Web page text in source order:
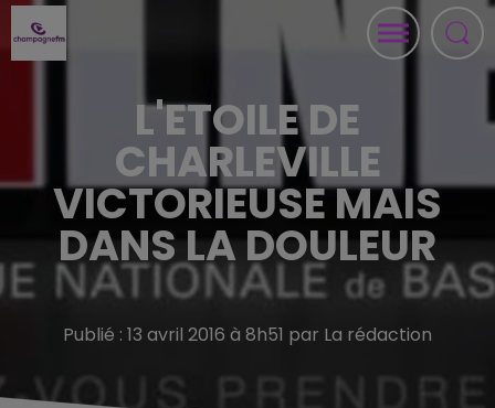
L'ETOILE DE
CHARLEVILLE
VICTORIEUSE MAIS
DANS LA DOULEUR
Publié : 13 avril 2016 à 8h51 par La rédaction